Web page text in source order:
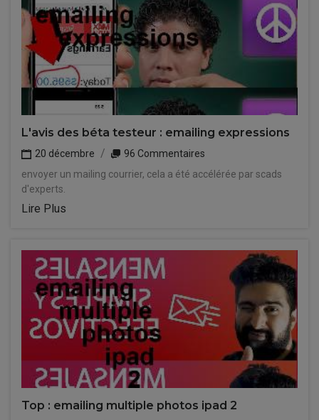
L'avis des béta testeur : emailing expressions
20 décembre
96 Commentaires
envoyer un mailing courrier, cela a été accélérée par scads
d'experts.
Lire Plus
Top : emailing multiple photos ipad 2